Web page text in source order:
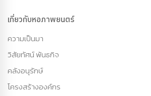
เกี่ยวกับหอภาพยนตร์
ความเป็นมา
วิสัยทัศน์ พันธกิจ
คลังอนุรักษ์
โครงสร้างองค์กร